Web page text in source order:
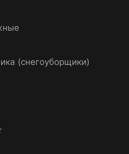
(снегоуборщики)